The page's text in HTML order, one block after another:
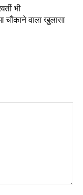
भी
चौंकाने वाला खुलासा